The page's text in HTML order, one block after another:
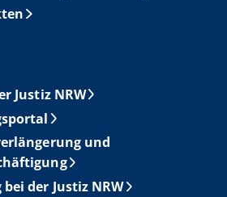
Justiz NRW
und
der Justiz NRW